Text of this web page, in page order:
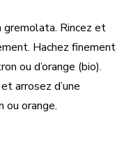
Rincez et
Hachez finement
ou d’orange (bio).
arrosez d’une
ou orange.